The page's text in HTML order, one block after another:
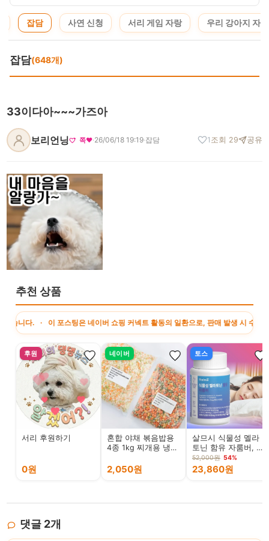
잡담 사연 신청 서리 게임 자랑 우리 강아지 자랑
잡담(648개)
33이다아~~~가즈아
보리언닝 쪽❤️·26/06/18 19:19·잡담 1 조회 29 공유
추천 상품
· 이 포스팅은 네이버 쇼핑 커넥트 활동의 일환으로, 판매 발생 시 수수료를
후원
서리 후원하기
0원
네이버
혼합 야채 볶음밥용
4종 1kg 찌개용 냉동
식 계란찜
2,050원
토스
살므시 식물성 멜라
토닌 함유 자룸버, 2
개
52,000원 54%
23,860원
댓글 2개